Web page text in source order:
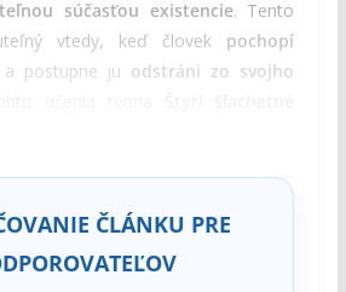
súčasťou existencie. Tento
vtedy, keď človek pochopí
a postupne ju odstráni zo svojho
ČLÁNKU PRE